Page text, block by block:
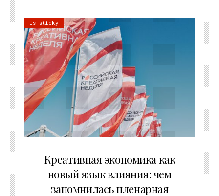
is sticky
Креативная экономика как
новый язык влияния: чем
запомнилась пленарная